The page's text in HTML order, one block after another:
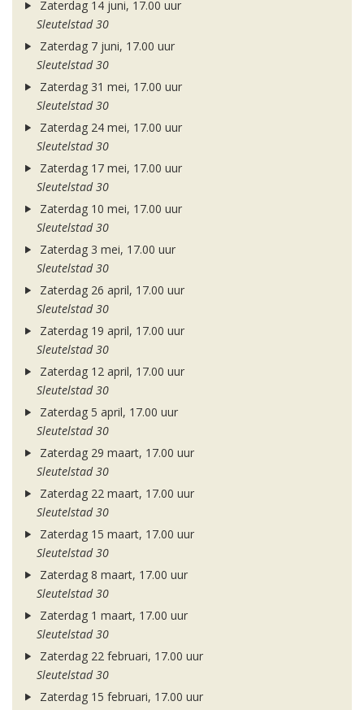
Zaterdag 14 juni, 17.00 uur
Sleutelstad 30
Zaterdag 7 juni, 17.00 uur
Sleutelstad 30
Zaterdag 31 mei, 17.00 uur
Sleutelstad 30
Zaterdag 24 mei, 17.00 uur
Sleutelstad 30
Zaterdag 17 mei, 17.00 uur
Sleutelstad 30
Zaterdag 10 mei, 17.00 uur
Sleutelstad 30
Zaterdag 3 mei, 17.00 uur
Sleutelstad 30
Zaterdag 26 april, 17.00 uur
Sleutelstad 30
Zaterdag 19 april, 17.00 uur
Sleutelstad 30
Zaterdag 12 april, 17.00 uur
Sleutelstad 30
Zaterdag 5 april, 17.00 uur
Sleutelstad 30
Zaterdag 29 maart, 17.00 uur
Sleutelstad 30
Zaterdag 22 maart, 17.00 uur
Sleutelstad 30
Zaterdag 15 maart, 17.00 uur
Sleutelstad 30
Zaterdag 8 maart, 17.00 uur
Sleutelstad 30
Zaterdag 1 maart, 17.00 uur
Sleutelstad 30
Zaterdag 22 februari, 17.00 uur
Sleutelstad 30
Zaterdag 15 februari, 17.00 uur